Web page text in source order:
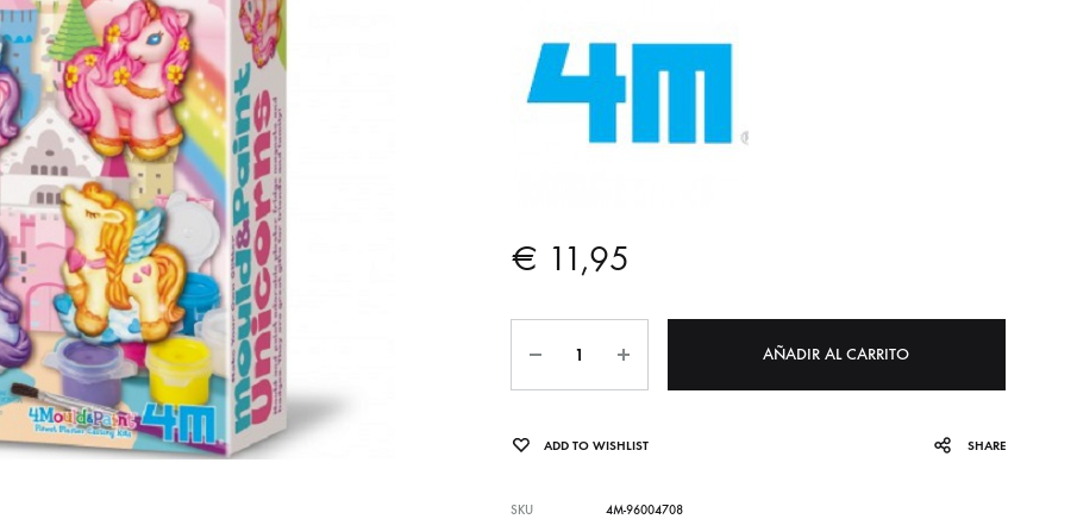
€ 11,95
AÑADIR AL CARRITO
ADD TO WISHLIST SHARE
SKU
4M-96004708